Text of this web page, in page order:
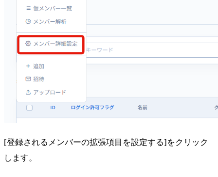
[登録されるメンバーの拡張項目を設定する]をクリック
します。